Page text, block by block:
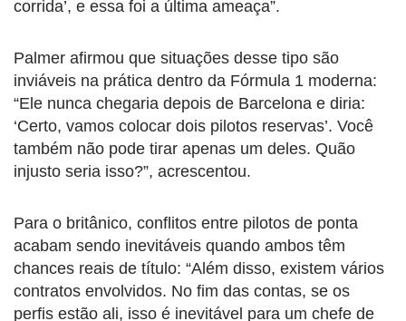
corrida’, e essa foi a última ameaça”.
Palmer afirmou que situações desse tipo são
inviáveis na prática dentro da Fórmula 1 moderna:
“Ele nunca chegaria depois de Barcelona e diria:
‘Certo, vamos colocar dois pilotos reservas’. Você
também não pode tirar apenas um deles. Quão
injusto seria isso?”, acrescentou.
Para o britânico, conflitos entre pilotos de ponta
acabam sendo inevitáveis quando ambos têm
chances reais de título: “Além disso, existem vários
contratos envolvidos. No fim das contas, se os
perfis estão ali, isso é inevitável para um chefe de